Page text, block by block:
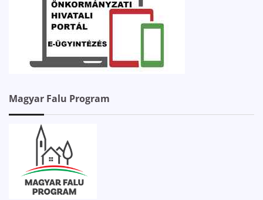
Magyar Falu Program